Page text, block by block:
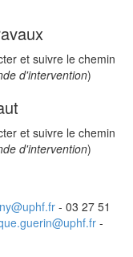
et suivre le chemin
d'intervention)
et suivre le chemin
d'intervention)
- 03 27 51
-